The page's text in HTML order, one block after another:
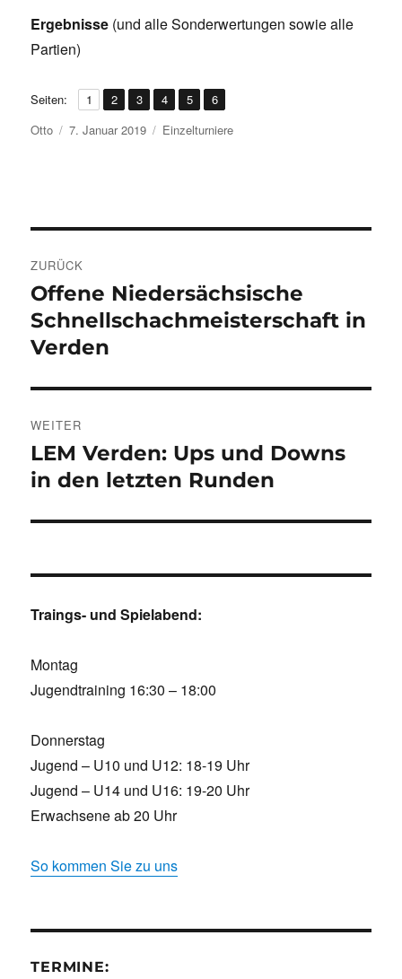
Ergebnisse (und alle Sonderwertungen sowie alle
Partien)
Seiten: Seite
1 ,
Seite
2 ,
Seite
3 ,
Seite
4 ,
Seite
5 ,
Seite
6
Autor
Otto Veröffentlicht
am
7. Januar 2019 Kategorien
Einzelturniere
ZURÜCK
Vorheriger
Beitrag:
Offene Niedersächsische
Schnellschachmeisterschaft in
Verden
WEITER
Nächster
Beitrag:
LEM Verden: Ups und Downs
in den letzten Runden
Traings- und Spielabend:
Montag
Jugendtraining 16:30 – 18:00
Donnerstag
Jugend – U10 und U12: 18-19 Uhr
Jugend – U14 und U16: 19-20 Uhr
Erwachsene ab 20 Uhr
So kommen Sie zu uns
TERMINE: